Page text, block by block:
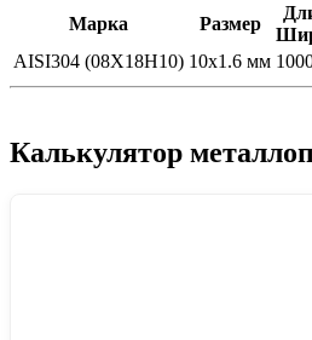
Марка Размер
AISI304 (08Х18Н10) 10x1.6 мм
Калькулятор